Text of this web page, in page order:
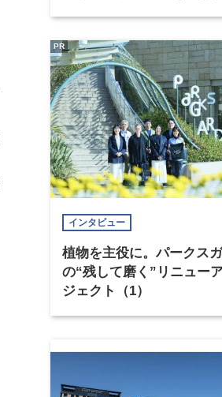
インタビュー
植物を主役に。パークス
の“残して磨く”リニュー
ジェクト（1）
PR